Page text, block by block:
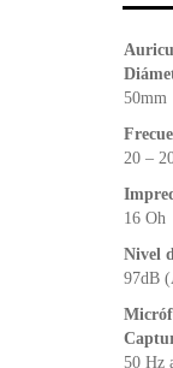
50mm
20 –
16 Oh
Nivel
97dB
50 Hz